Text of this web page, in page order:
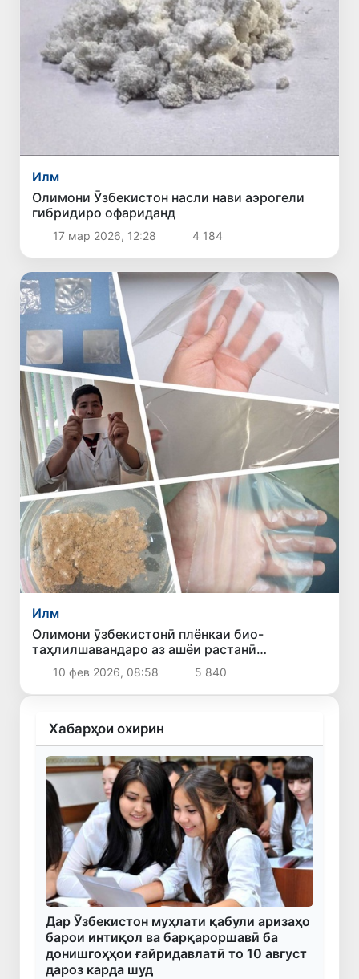
Илм
Олимони Ӯзбекистон насли нави аэрогели
гибридиро офариданд
17 мар 2026, 12:28 4 184
Илм
Олимони ӯзбекистонӣ плёнкаи био-
таҳлилшавандаро аз ашёи растанӣ
офариданд
10 фев 2026, 08:58 5 840
Хабарҳои охирин
Дар Ӯзбекистон муҳлати қабули аризаҳо
барои интиқол ва барқароршавӣ ба
донишгоҳҳои ғайридавлатӣ то 10 август
дароз карда шуд